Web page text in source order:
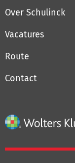
Over Schulinck
Vacatures
Route
Contact